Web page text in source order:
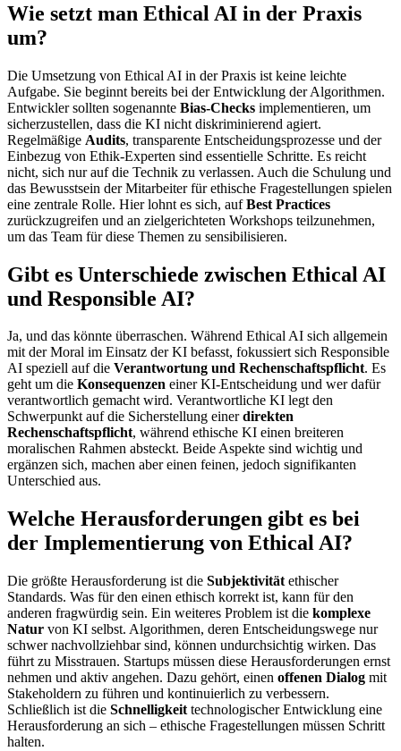
Wie setzt man Ethical AI in der Praxis
um?
Die Umsetzung von Ethical AI in der Praxis ist keine leichte
Aufgabe. Sie beginnt bereits bei der Entwicklung der Algorithmen.
Entwickler sollten sogenannte Bias-Checks implementieren, um
sicherzustellen, dass die KI nicht diskriminierend agiert.
Regelmäßige Audits, transparente Entscheidungsprozesse und der
Einbezug von Ethik-Experten sind essentielle Schritte. Es reicht
nicht, sich nur auf die Technik zu verlassen. Auch die Schulung und
das Bewusstsein der Mitarbeiter für ethische Fragestellungen spielen
eine zentrale Rolle. Hier lohnt es sich, aufBest Practices
zurückzugreifen und an zielgerichteten Workshops teilzunehmen,
um das Team für diese Themen zu sensibilisieren.
Gibt es Unterschiede zwischen Ethical AI
und Responsible AI?
Ja, und das könnte überraschen. Während Ethical AI sich allgemein
mit der Moral im Einsatz der KI befasst, fokussiert sich Responsible
AI speziell auf die Verantwortung und Rechenschaftspflicht. Es
geht um die Konsequenzen einer KI-Entscheidung und wer dafür
verantwortlich gemacht wird. Verantwortliche KI legt den
Schwerpunkt auf die Sicherstellung einerdirekten
Rechenschaftspflicht, während ethische KI einen breiteren
moralischen Rahmen absteckt. Beide Aspekte sind wichtig und
ergänzen sich, machen aber einen feinen, jedoch signifikanten
Unterschied aus.
Welche Herausforderungen gibt es bei
der Implementierung von Ethical AI?
Die größte Herausforderung ist die Subjektivität ethischer
Standards. Was für den einen ethisch korrekt ist, kann für den
anderen fragwürdig sein. Ein weiteres Problem ist die komplexe
Natur von KI selbst. Algorithmen, deren Entscheidungswege nur
schwer nachvollziehbar sind, können undurchsichtig wirken. Das
führt zu Misstrauen. Startups müssen diese Herausforderungen ernst
nehmen und aktiv angehen. Dazu gehört, einen offenen Dialog mit
Stakeholdern zu führen und kontinuierlich zu verbessern.
Schließlich ist die Schnelligkeit technologischer Entwicklung eine
Herausforderung an sich – ethische Fragestellungen müssen Schritt
halten.